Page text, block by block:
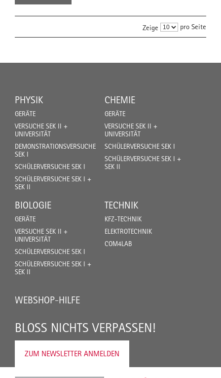
Zeige pro Seite
PHYSIK
GERÄTE
VERSUCHE SEK II +
UNIVERSITÄT
DEMONSTRATIONSVERSUCHE
SEK I
SCHÜLERVERSUCHE SEK I
SCHÜLERVERSUCHE SEK I +
SEK II
CHEMIE
GERÄTE
VERSUCHE SEK II +
UNIVERSITÄT
SCHÜLERVERSUCHE SEK I
SCHÜLERVERSUCHE SEK I +
SEK II
BIOLOGIE
GERÄTE
VERSUCHE SEK II +
UNIVERSITÄT
SCHÜLERVERSUCHE SEK I
SCHÜLERVERSUCHE SEK I +
SEK II
TECHNIK
KFZ-TECHNIK
ELEKTROTECHNIK
COM4LAB
WEBSHOP-HILFE
BLOSS NICHTS VERPASSEN!
ZUM NEWSLETTER ANMELDEN